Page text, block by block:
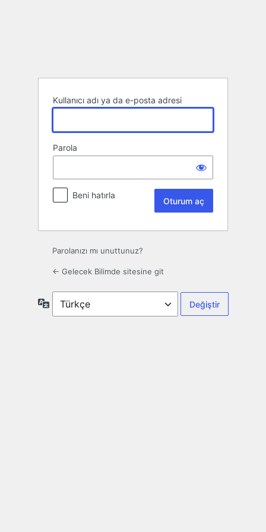
Kullanıcı adı ya da e-posta adresi
Parola
Beni hatırla
Parolanızı mı unuttunuz?
← Gelecek Bilimde sitesine git
Dil